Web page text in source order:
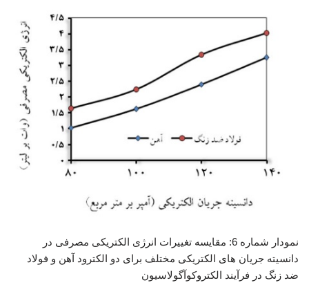
نمودار شماره 6: مقایسه تغییرات انرژی الکتریکی مصرفی در
دانسیته جریان های الکتریکی مختلف برای دو الکترود آهن و فولاد
ضد زنگ در فرآیند الکتروکوآگولاسیون